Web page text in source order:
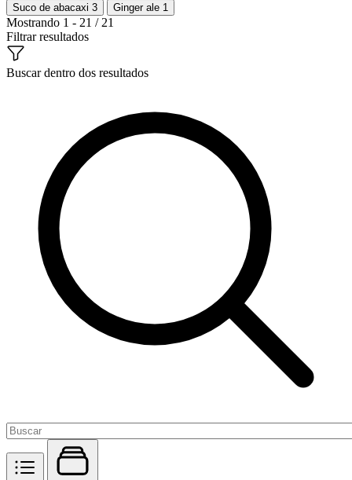
Suco de abacaxi 3 Ginger ale 1
Mostrando 1 - 21 / 21
Filtrar resultados
Buscar dentro dos resultados